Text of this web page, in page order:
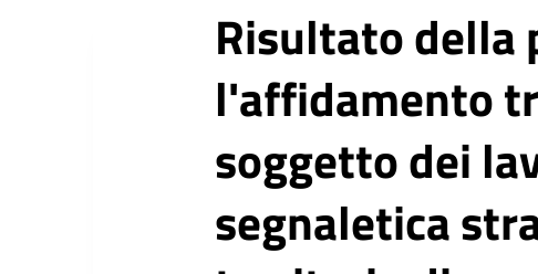
Risultato della
l'affidamento
soggetto dei
segnaletica